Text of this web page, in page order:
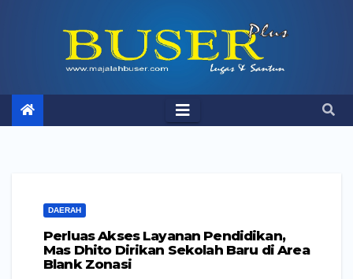
DAERAH
Perluas Akses Layanan Pendidikan,
Mas Dhito Dirikan Sekolah Baru di Area
Blank Zonasi